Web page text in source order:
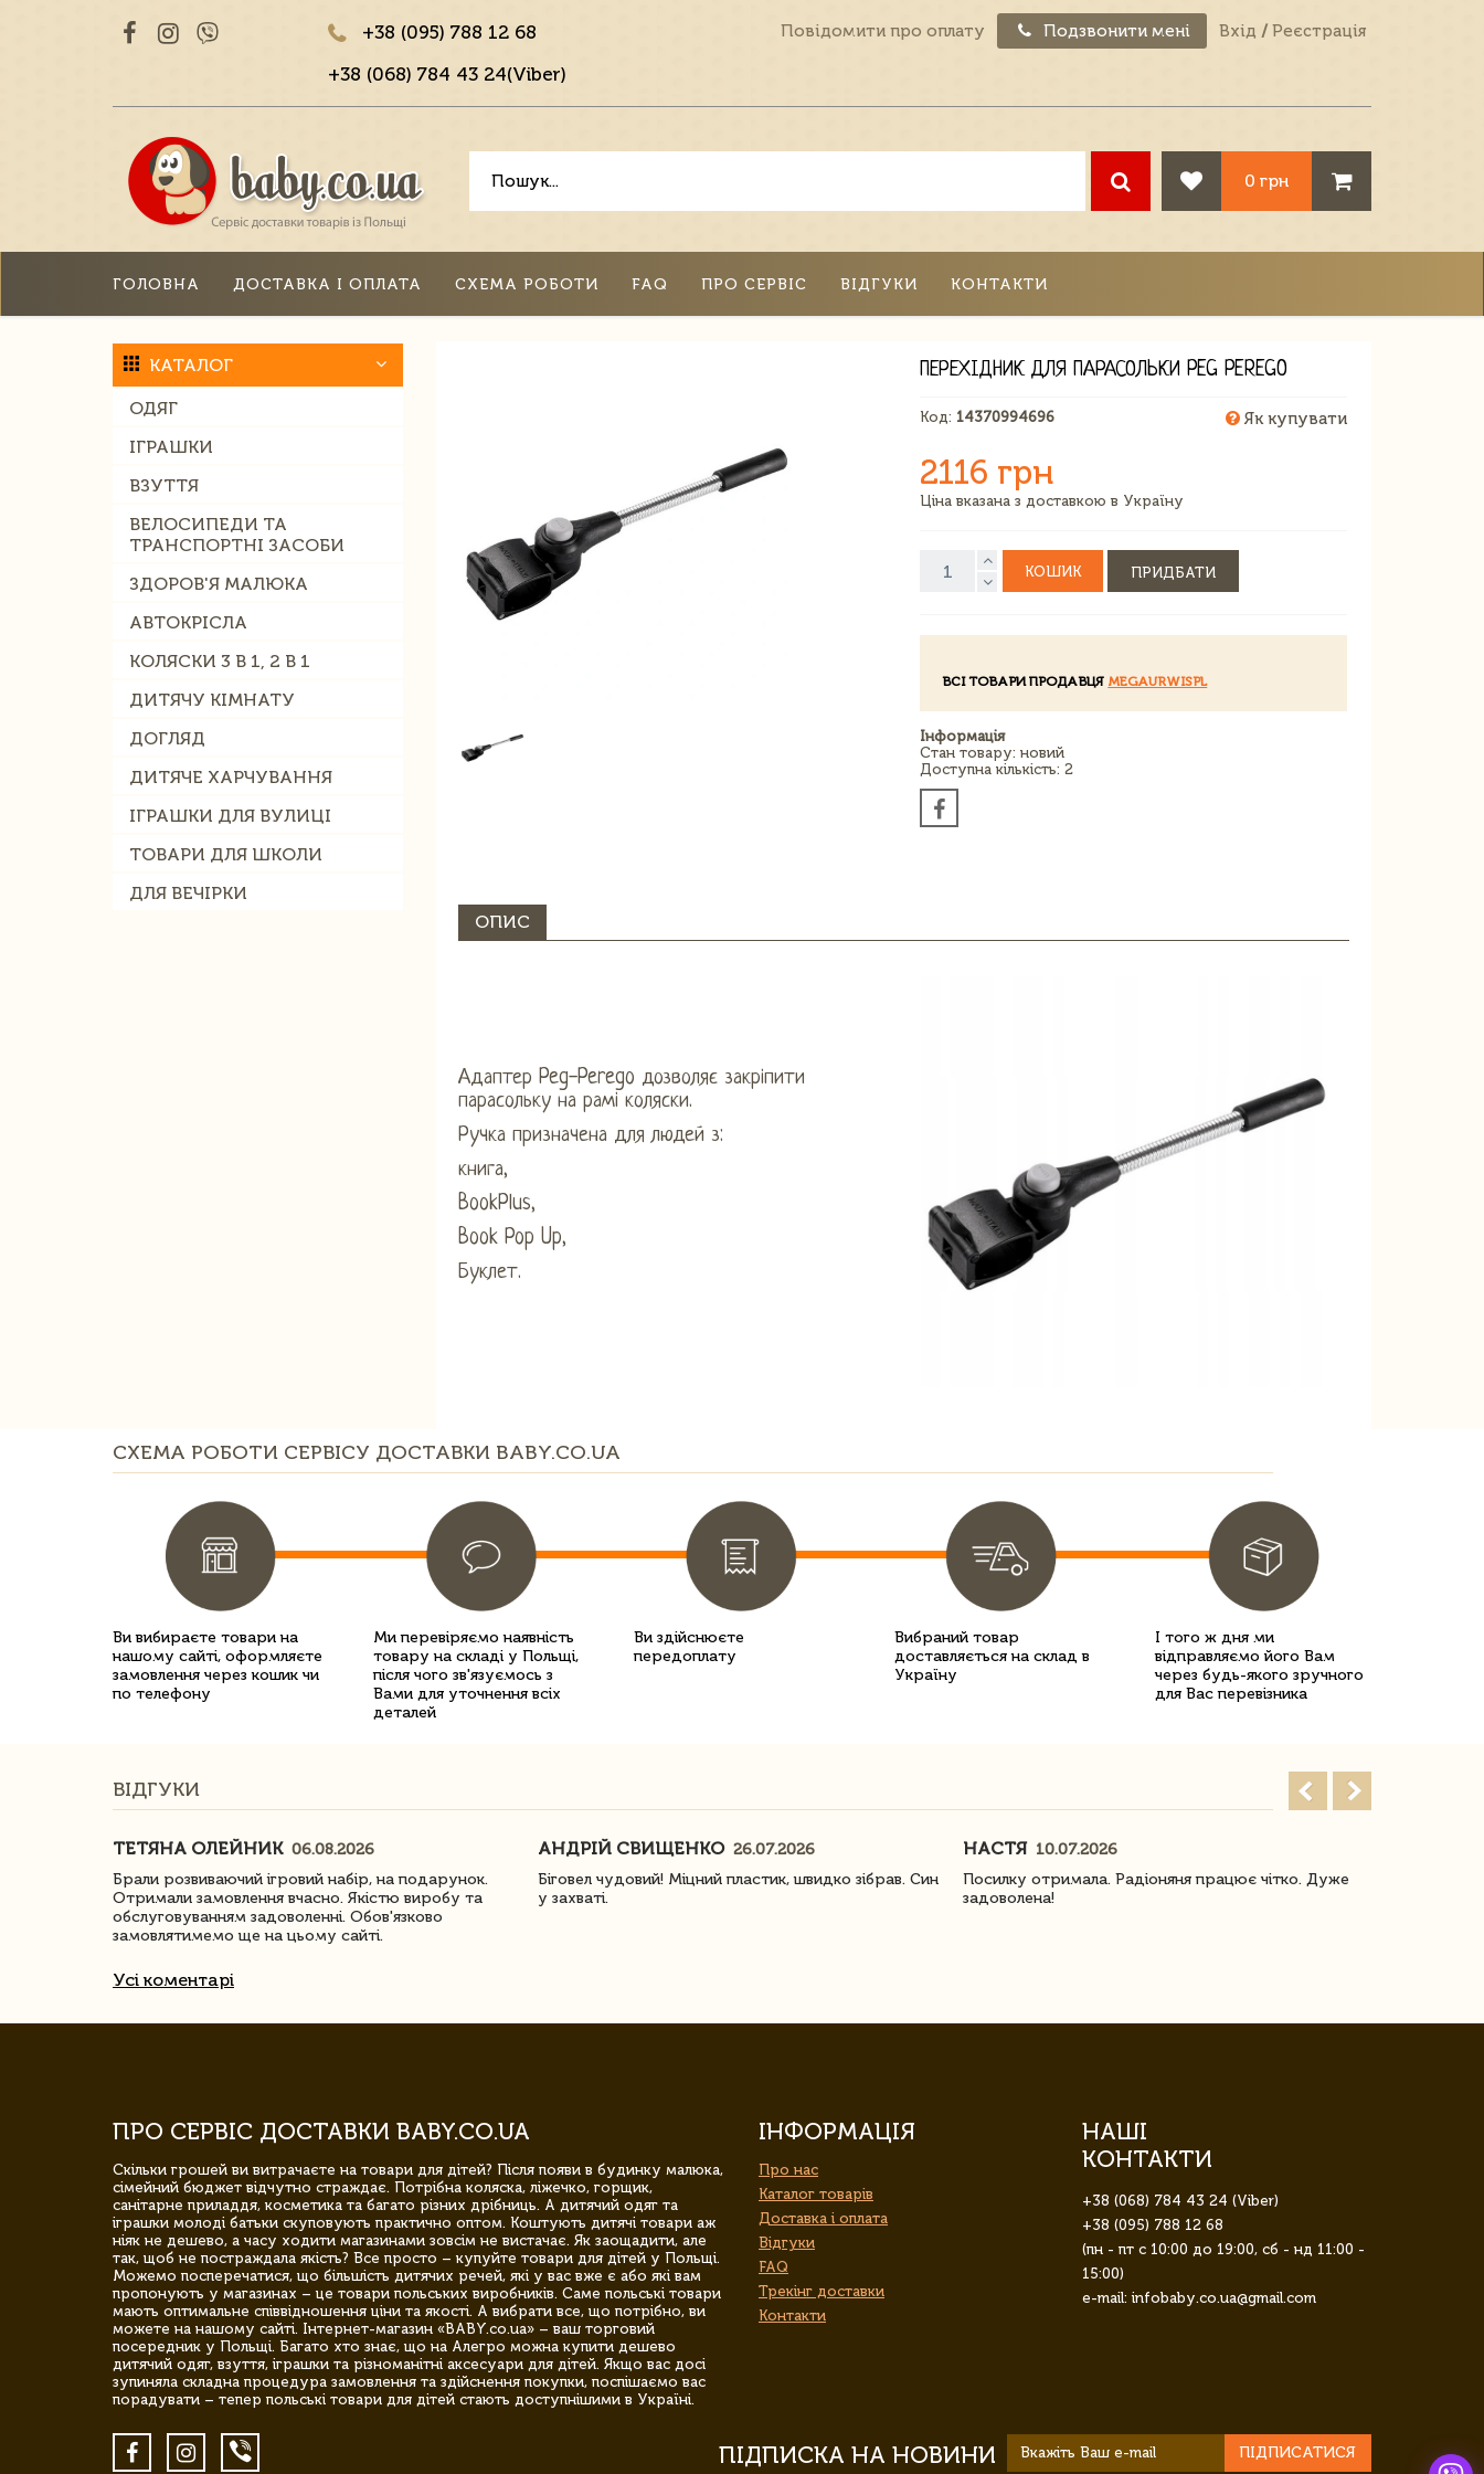
+38 (095) 788 12 68
+38 (068) 784 43 24(Viber)
Повідомити про оплату Подзвонити мені Вхід / Реєстрація
0 грн
ГОЛОВНА ДОСТАВКА І ОПЛАТА СХЕМА РОБОТИ FAQ ПРО СЕРВІС ВІДГУКИ КОНТАКТИ
КАТАЛОГ
ОДЯГ
ІГРАШКИ
ВЗУТТЯ
ВЕЛОСИПЕДИ ТА
ТРАНСПОРТНІ ЗАСОБИ
ЗДОРОВ'Я МАЛЮКА
АВТОКРІСЛА
КОЛЯСКИ 3 В 1, 2 В 1
ДИТЯЧУ КІМНАТУ
ДОГЛЯД
ДИТЯЧЕ ХАРЧУВАННЯ
ІГРАШКИ ДЛЯ ВУЛИЦІ
ТОВАРИ ДЛЯ ШКОЛИ
ДЛЯ ВЕЧІРКИ
ПЕРЕХІДНИК ДЛЯ ПАРАСОЛЬКИ PEG PEREGO
Код: 14370994696 Як купувати
2116 грн
Ціна вказана з доставкою в Україну
КОШИК ПРИДБАТИ
ВСІ ТОВАРИ ПРОДАВЦЯ MEGAURWISPL
Інформація
Стан товару: новий
Доступна кількість: 2
ОПИС
Адаптер Peg-Perego дозволяє закріпити
парасольку на рамі коляски.
Ручка призначена для людей з:
книга,
BookPlus,
Book Pop Up,
Буклет.
СХЕМА РОБОТИ СЕРВІСУ ДОСТАВКИ BABY.CO.UA
Ви вибираєте товари на
нашому сайті, оформляєте
замовлення через кошик чи
по телефону
Ми перевіряємо наявність
товару на складі у Польщі,
після чого зв'язуємось з
Вами для уточнення всіх
деталей
Ви здійснюєте
передоплату
Вибраний товар
доставляється на склад в
Україну
І того ж дня ми
відправляємо його Вам
через будь-якого зручного
для Вас перевізника
ВІДГУКИ
ТЕТЯНА ОЛЕЙНИК 06.08.2026
Брали розвиваючий ігровий набір, на подарунок.
Отримали замовлення вчасно. Якістю виробу та
обслуговуванням задоволенні. Обов'язково
замовлятимемо ще на цьому сайті.
АНДРІЙ СВИЩЕНКО 26.07.2026
Біговел чудовий! Міцний пластик, швидко зібрав. Син
у захваті.
НАСТЯ 10.07.2026
Посилку отримала. Радіоняня працює чітко. Дуже
задоволена!
Усі коментарі
ПРО СЕРВІС ДОСТАВКИ BABY.CO.UA
Скільки грошей ви витрачаєте на товари для дітей? Після появи в будинку малюка,
сімейний бюджет відчутно страждає. Потрібна коляска, ліжечко, горщик,
санітарне приладдя, косметика та багато різних дрібниць. А дитячий одяг та
іграшки молоді батьки скуповують практично оптом. Коштують дитячі товари аж
ніяк не дешево, а часу ходити магазинами зовсім не вистачає. Як заощадити, але
так, щоб не постраждала якість? Все просто – купуйте товари для дітей у Польщі.
Можемо посперечатися, що більшість дитячих речей, які у вас вже є або які вам
пропонують у магазинах – це товари польських виробників. Саме польські товари
мають оптимальне співвідношення ціни та якості. А вибрати все, що потрібно, ви
можете на нашому сайті. Інтернет-магазин «BABY.co.ua» – ваш торговий
посередник у Польщі. Багато хто знає, що на Алегро можна купити дешево
дитячий одяг, взуття, іграшки та різноманітні аксесуари для дітей. Якщо вас досі
зупиняла складна процедура замовлення та здійснення покупки, поспішаємо вас
порадувати – тепер польські товари для дітей стають доступнішими в Україні.
ІНФОРМАЦІЯ
Про нас
Каталог товарів
Доставка і оплата
Відгуки
FAQ
Трекінг доставки
Контакти
НАШІ
КОНТАКТИ
+38 (068) 784 43 24 (Viber)
+38 (095) 788 12 68
(пн - пт с 10:00 до 19:00, сб - нд 11:00 -
15:00)
e-mail: infobaby.co.ua@gmail.com
ПІДПИСКА НА НОВИНИ ПІДПИСАТИСЯ